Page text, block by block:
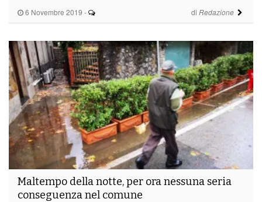
6 Novembre 2019 - di Redazione
Maltempo della notte, per ora nessuna seria
conseguenza nel comune